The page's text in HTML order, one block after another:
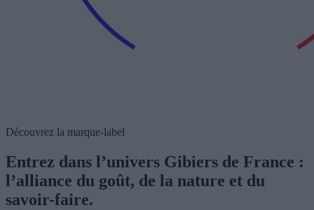
Découvrez la marque-label
Entrez dans l’univers Gibiers de France :
l’alliance du goût, de la nature et du
savoir-faire.